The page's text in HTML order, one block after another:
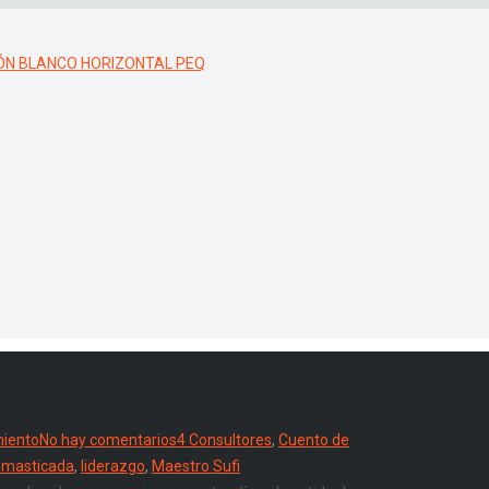
No hay comentarios4 Consultores, Cuento de
, liderazgo, Maestro Sufi